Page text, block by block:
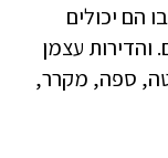
הם יכולים
והדירות עצמן
ספה, מקרר,